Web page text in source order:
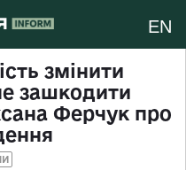
EN
змінити
зашкодити
Ферчук про